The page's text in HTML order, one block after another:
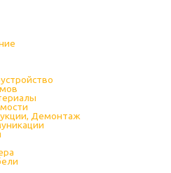
Демонтаж